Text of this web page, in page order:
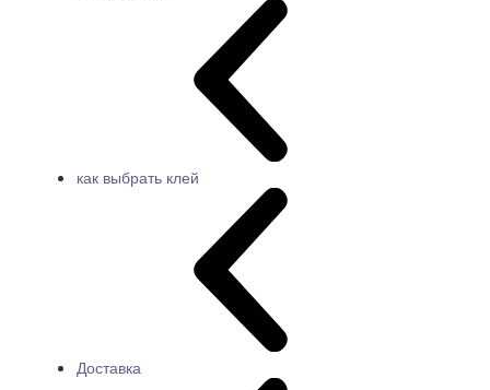
как выбрать клей
Доставка